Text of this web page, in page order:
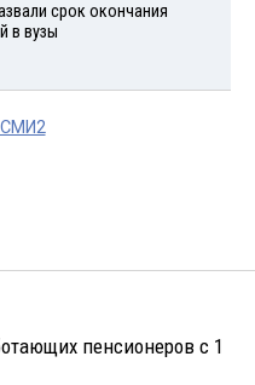
срок окончания
в вузы
пенсионеров с 1